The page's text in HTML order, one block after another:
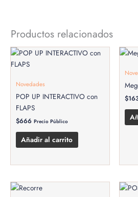
Productos relacionados
Novedades
POP UP INTERACTIVO con
FLAPS
$666 Precio Público
Añadir al carrito
$